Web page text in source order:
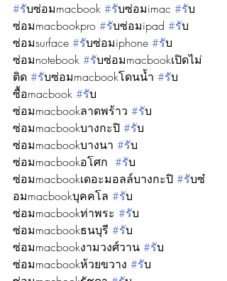
#รับซ่อมmacbook #รับซ่อมimac #รับ
ซ่อมmacbookpro #รับซ่อมipad #รับ
ซ่อมsurface #รับซ่อมiphone #รับ
ซ่อมnotebook #รับซ่อมmacbookเปิดไม่
ติด #รับซ่อมmacbookโดนน้ำ #รับ
ซื้อmacbook #รับ
ซ่อมmacbookลาดพร้าว #รับ
ซ่อมmacbookบางกะปิ #รับ
ซ่อมmacbookบางนา #รับ
ซ่อมmacbookอโศก #รับ
ซ่อมmacbookเดอะมอลล์บางกะปิ #รับซ๋
อมmacbookบุคคโล #รับ
ซ่อมmacbookท่าพระ #รับ
ซ่อมmacbookธนบุรี #รับ
ซ่อมmacbookงามวงศ์วาน #รับ
ซ่อมmacbookห้วยขวาง #รับ